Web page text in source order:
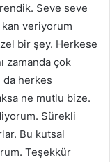
Seve seve
veriyorum
bir şey. Herkese
zamanda çok
da herkes
ne mutlu bize.
Sürekli
Bu kutsal
Teşekkür